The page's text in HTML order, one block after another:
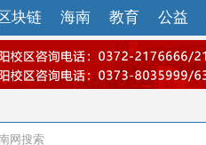
块链 海南 教育 公益